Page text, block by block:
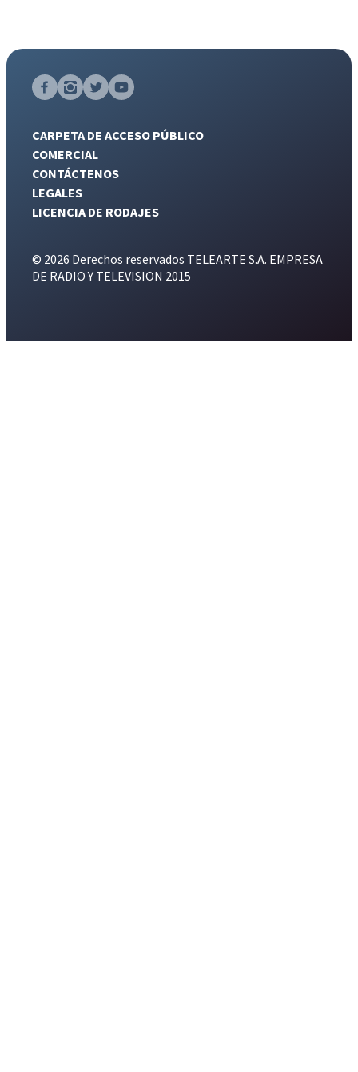
CARPETA DE ACCESO PÚBLICO
COMERCIAL
CONTÁCTENOS
LEGALES
LICENCIA DE RODAJES
© 2026 Derechos reservados TELEARTE S.A. EMPRESA
DE RADIO Y TELEVISION 2015